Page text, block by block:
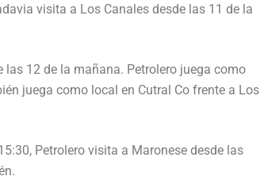
visita a Los Canales desde las 11 de la
12 de la mañana. Petrolero juega como
juega como local en Cutral Co frente a Los
Petrolero visita a Maronese desde las